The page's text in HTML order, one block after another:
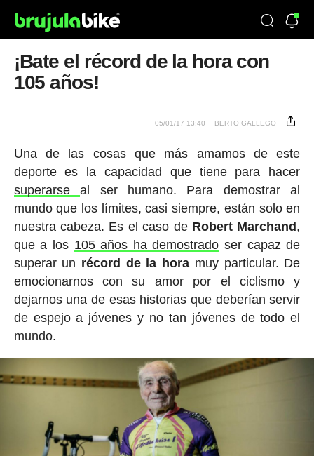
¡Bate el récord de la hora con
105 años!
05/01/17 13:40 BERTO GALLEGO
Una de las cosas que más amamos de este
deporte es la capacidad que tiene para hacer
superarseal ser humano. Para demostrar al
mundo que los límites, casi siempre, están solo en
nuestra cabeza. Es el caso de Robert Marchand ,
que a los 105 años ha demostrado ser capaz de
superar un récord de la hora muy particular. De
emocionarnos con su amor por el ciclismo y
dejarnos una de esas historias que deberían servir
de espejo a jóvenes y no tan jóvenes de todo el
mundo.